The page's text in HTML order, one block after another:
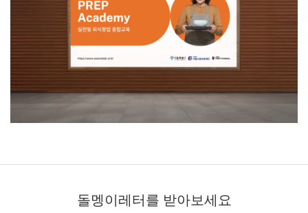
돌멩이레터를 받아보세요